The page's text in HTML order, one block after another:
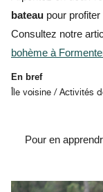
bateau pour
Consultez notre
bohème à
En bref
Île voisine / Activités
Pour en